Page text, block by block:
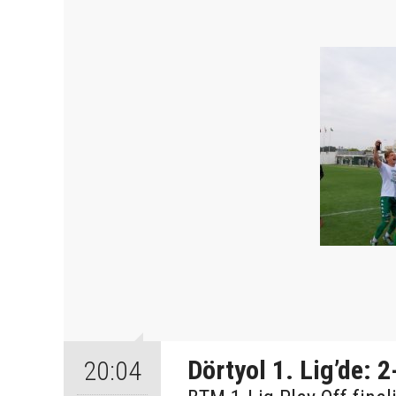
20:04 Dörtyol 1. Lig’de: